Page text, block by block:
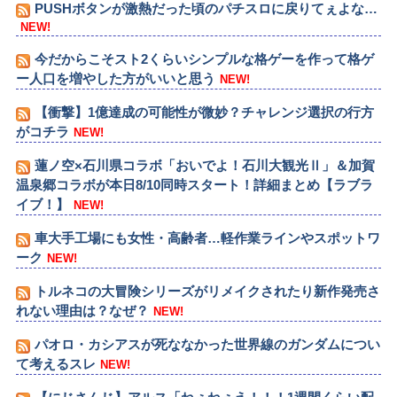
PUSHボタンが激熱だった頃のパチスロに戻りてぇよな…
NEW!
今だからこそスト2くらいシンプルな格ゲーを作って格ゲ
ー人口を増やした方がいいと思う
NEW!
【衝撃】1億達成の可能性が微妙？チャレンジ選択の行方
がコチラ NEW!
蓮ノ空×石川県コラボ「おいでよ！石川大観光Ⅱ」＆加賀
温泉郷コラボが本日8/10同時スタート！詳細まとめ【ラブラ
イブ！】
NEW!
車大手工場にも女性・高齢者…軽作業ラインやスポットワ
ーク NEW!
トルネコの大冒険シリーズがリメイクされたり新作発売さ
れない理由は？なぜ？
NEW!
パオロ・カシアスが死ななかった世界線のガンダムについ
て考えるスレ NEW!